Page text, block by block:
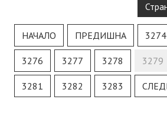
НАЧАЛО ПРЕДИШНА 3274
3276 3277 3278 3279
3281 3282 3283